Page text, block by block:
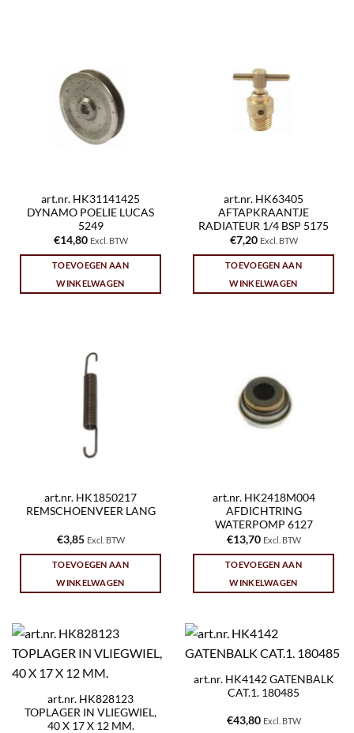
art.nr. HK31141425
DYNAMO POELIE LUCAS
5249
€14,80 Excl. BTW
TOEVOEGEN AAN
WINKELWAGEN
art.nr. HK63405
AFTAPKRAANTJE
RADIATEUR 1/4 BSP 5175
€7,20 Excl. BTW
TOEVOEGEN AAN
WINKELWAGEN
art.nr. HK1850217
REMSCHOENVEER LANG
€3,85 Excl. BTW
TOEVOEGEN AAN
WINKELWAGEN
art.nr. HK2418M004
AFDICHTRING
WATERPOMP 6127
€13,70 Excl. BTW
TOEVOEGEN AAN
WINKELWAGEN
art.nr. HK828123
TOPLAGER IN VLIEGWIEL,
40 X 17 X 12 MM.
art.nr. HK4142 GATENBALK
CAT.1. 180485
€43,80 Excl. BTW